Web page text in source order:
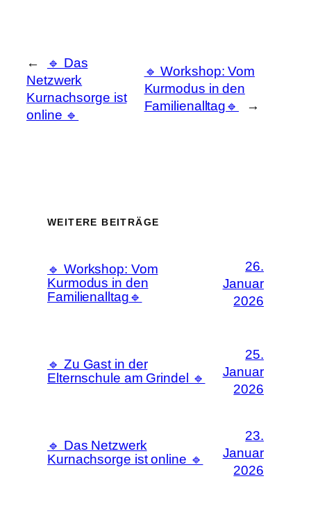
←
🔹 Das
Netzwerk
Kurnachsorge ist
online 🔹
🔹 Workshop: Vom
Kurmodus in den
Familienalltag🔹
→
WEITERE BEITRÄGE
🔹 Workshop: Vom
Kurmodus in den
Familienalltag🔹
26.
Januar
2026
🔹 Zu Gast in der
Elternschule am Grindel 🔹
25.
Januar
2026
🔹 Das Netzwerk
Kurnachsorge ist online 🔹
23.
Januar
2026